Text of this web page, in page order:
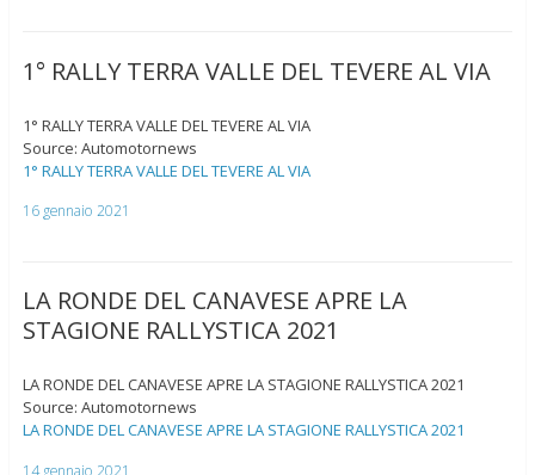
1° RALLY TERRA VALLE DEL TEVERE AL VIA
1° RALLY TERRA VALLE DEL TEVERE AL VIA
Source: Automotornews
1° RALLY TERRA VALLE DEL TEVERE AL VIA
16 gennaio 2021
LA RONDE DEL CANAVESE APRE LA
STAGIONE RALLYSTICA 2021
LA RONDE DEL CANAVESE APRE LA STAGIONE RALLYSTICA 2021
Source: Automotornews
LA RONDE DEL CANAVESE APRE LA STAGIONE RALLYSTICA 2021
14 gennaio 2021